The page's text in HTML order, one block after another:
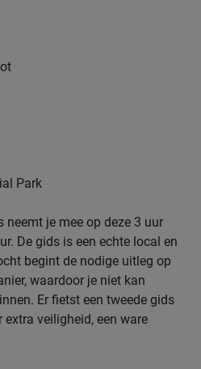
Park
neemt je mee op deze 3 uur
De gids is een echte local en
begint de nodige uitleg op
waardoor je niet kan
Er fietst een tweede gids
extra veiligheid, een ware